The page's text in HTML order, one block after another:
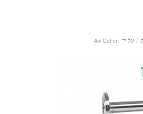
/ על ידי Avi Cohen